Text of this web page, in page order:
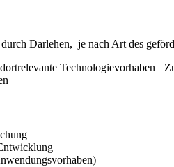
Darlehen, je nach Art des
Technologievorhaben=